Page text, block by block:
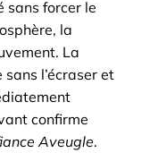
sans forcer le
la
La
l’écraser et
confirme
Aveugle.